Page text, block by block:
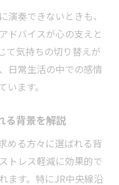
演奏できないときも、
ドバイスが心の支えと
て気持ちの切り替えが
日常生活の中での感情
ます。
る背景を解説
める方々に選ばれる背
トレス軽減に効果的で
ます。特にJR中央線沿